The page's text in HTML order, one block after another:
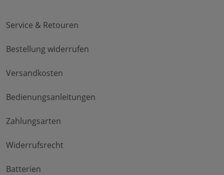
Service & Retouren
Bestellung widerrufen
Versandkosten
Bedienungsanleitungen
Zahlungsarten
Widerrufsrecht
Batterien